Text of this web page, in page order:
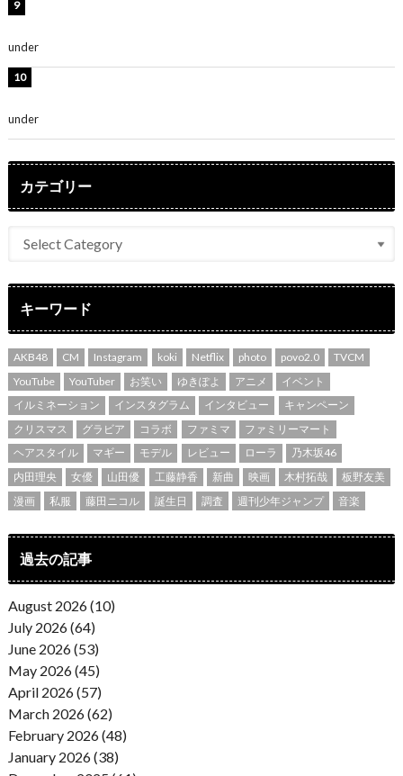
under
under
カテゴリー
キーワード
AKB48 CM Instagram koki Netflix photo povo2.0
TVCM
YouTube
YouTuber お笑い ゆきぽよ アニメ
イベント
イルミネーション
インスタグラム インタビュー
キャンペーン
クリスマス
グラビア コラボ ファミマ
ファミリーマート
ヘアスタイル
マギー モデル レビュー ローラ
乃木坂46
内田理央
女優 山田優 工藤静香 新曲 映画 木村拓哉
板野友美
漫画
私服 藤田ニコル 誕生日 調査 週刊少年ジャンプ 音楽
過去の記事
August 2026 (10)
July 2026 (64)
June 2026 (53)
May 2026 (45)
April 2026 (57)
March 2026 (62)
February 2026 (48)
January 2026 (38)